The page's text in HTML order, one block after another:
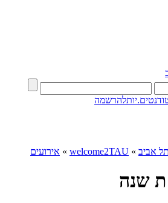
להרשמה
אביב »
welcome2TAU
» אירועים
שנה